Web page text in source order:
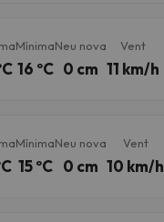
Mínima
16 ºC
Neu nova
0 cm
Vent
11 km/h
Mínima
15 ºC
Neu nova
0 cm
Vent
10 km/h